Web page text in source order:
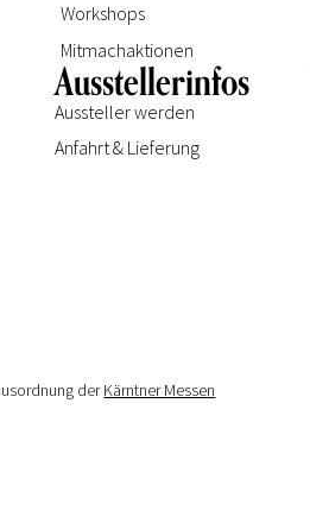
Workshops
Mitmachaktionen
Ausstellerinfos
Aussteller werden
Anfahrt & Lieferung
derKärntner Messen